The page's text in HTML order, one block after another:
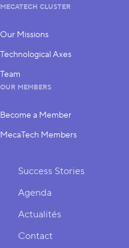
MECATECH CLUSTER
Our Missions
Technological Axes
Team
OUR MEMBERS
Become a Member
MecaTech Members
Shortcuts
Success Stories
Agenda
Actualités
Contact